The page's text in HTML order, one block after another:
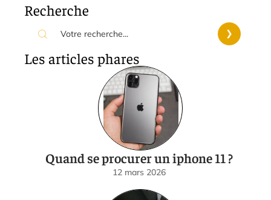
Recherche
Les articles phares
Quand se procurer un iphone 11 ?
12 mars 2026